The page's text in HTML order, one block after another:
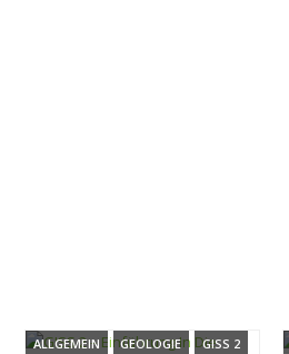
ALLGEMEIN GEOLOGIE GISS 2